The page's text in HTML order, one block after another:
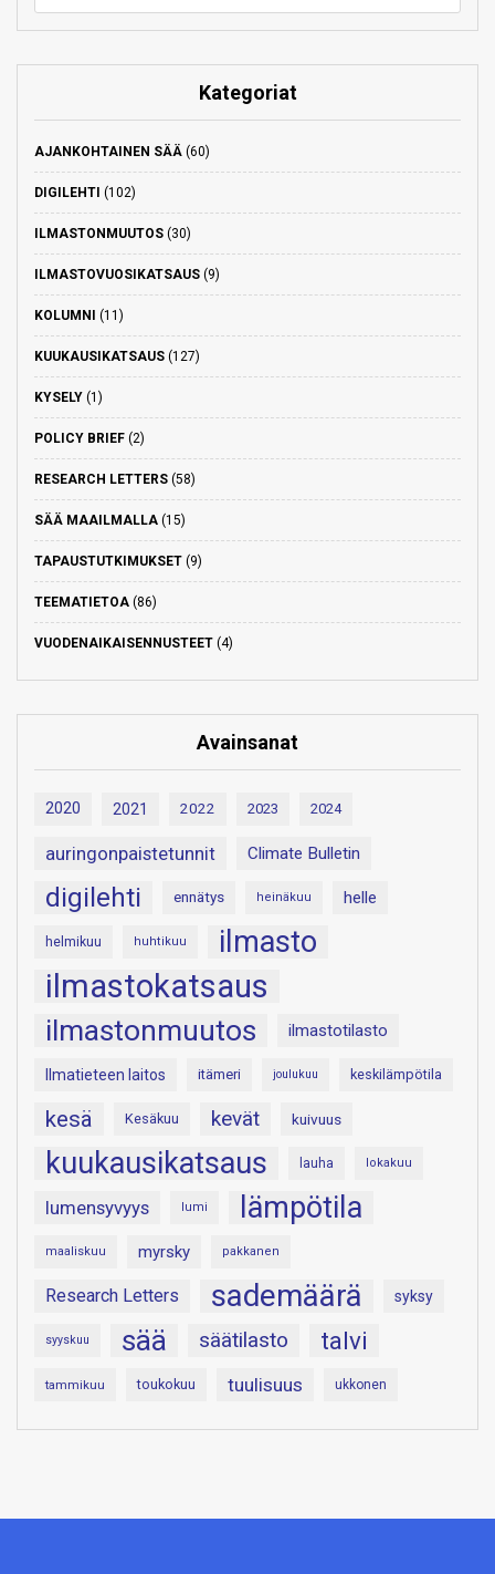
Kategoriat
AJANKOHTAINEN SÄÄ (60)
DIGILEHTI (102)
ILMASTONMUUTOS (30)
ILMASTOVUOSIKATSAUS (9)
KOLUMNI (11)
KUUKAUSIKATSAUS (127)
KYSELY (1)
POLICY BRIEF (2)
RESEARCH LETTERS (58)
SÄÄ MAAILMALLA (15)
TAPAUSTUTKIMUKSET (9)
TEEMATIETOA (86)
VUODENAIKAISENNUSTEET (4)
Avainsanat
2020 2021 2022 2023 2024
auringonpaistetunnit Climate Bulletin
digilehti ennätys heinäkuu helle
helmikuu huhtikuu ilmasto
ilmastokatsaus
ilmastonmuutos ilmastotilasto
Ilmatieteen laitos itämeri joulukuu keskilämpötila
kesä Kesäkuu kevät kuivuus
kuukausikatsaus lauha lokakuu
lumensyvyys lumi lämpötila
maaliskuu myrsky pakkanen
Research Letters sademäärä syksy
syyskuu sää säätilasto talvi
tammikuu toukokuu tuulisuus ukkonen